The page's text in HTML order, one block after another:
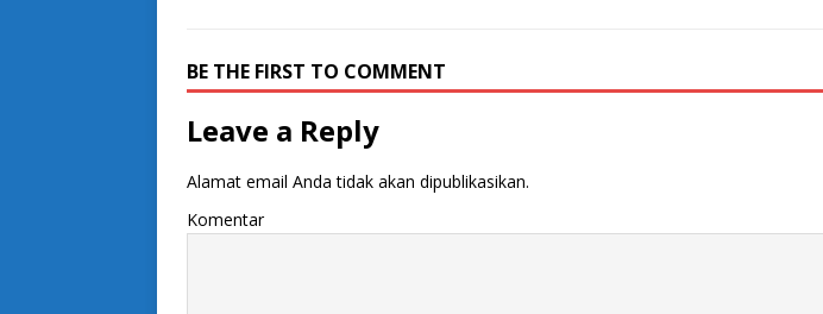
BE THE FIRST TO COMMENT
Leave a Reply
Alamat email Anda tidak akan dipublikasikan.
Komentar